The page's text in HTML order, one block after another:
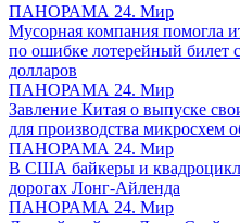
ПАНОРАМА 24. Мир
Мусорная компания помогла
по ошибке лотерейный
долларов
ПАНОРАМА 24. Мир
Завление Китая о выпуске
для производства микросхем
ПАНОРАМА 24. Мир
В США байкеры и
дорогах Лонг-Айленда
ПАНОРАМА 24. Мир